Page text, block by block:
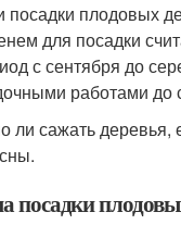
посадки плодовых
для посадки
с сентября до
работами до
ли сажать деревья,
посадки